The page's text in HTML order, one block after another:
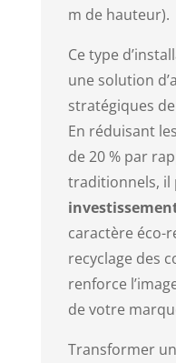
m de hauteur).
Ce type
une solution
stratégiques
En réduisant
de 20 % par
traditionnels, il
caractère éco-
recyclage des
renforce
de votre
Transformer